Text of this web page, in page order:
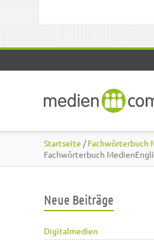
Startseite /Fachwörterbuch
Fachwörterbuch
Neue Beiträge
Digitalmedien